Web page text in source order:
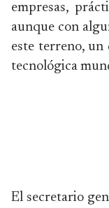
empresas,
aunque con
este terreno, un
tecnológica
El secretario